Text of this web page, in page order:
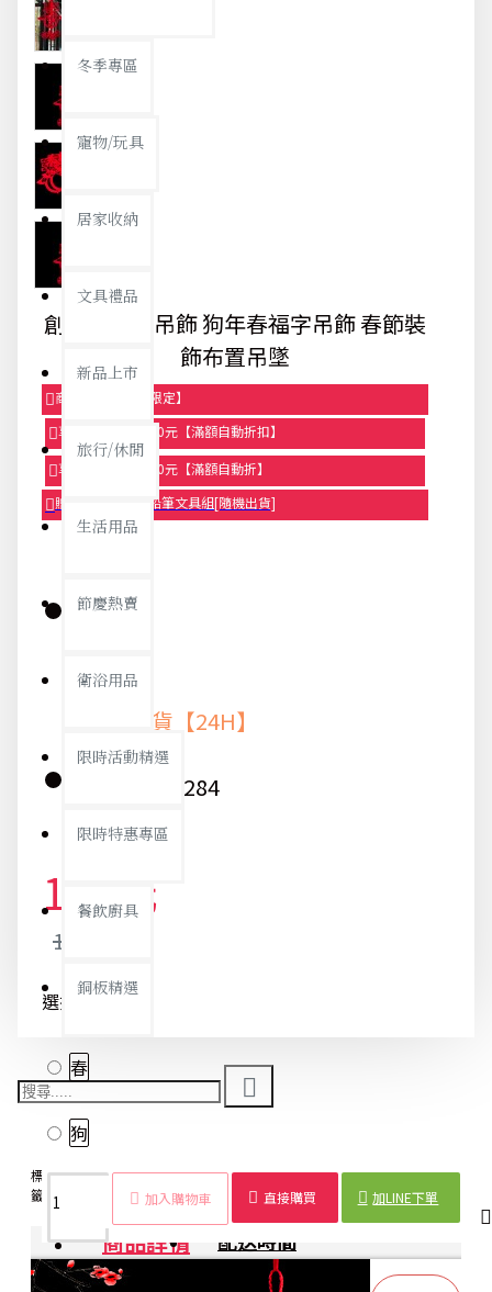
冬季專區
寵物/玩具
居家收納
文具禮品
新品上市
旅行/休閒
生活用品
節慶熱賣
衛浴用品
限時活動精選
限時特惠專區
餐飲廚具
銅板精選
創意毛氈布吊飾 狗年春福字吊飾 春節裝
飾布置吊墜
商品95折【今日限定】
享滿1000元折100元【滿額自動折扣】
享滿2000元折250元【滿額自動折】
贈品-滿899送色鉛筆文具組[隨機出貨]
快速出貨【24H】
7284
121元
128元
選擇款示-700
春
狗
加入購物車 直接購買 加LINE下單
標
籤：
毛氈布
狗年
吊飾
春福字
吊飾
春節
吊飾
創意
吊飾
春節
布藝
吊飾
狗年
裝飾
商品詳情 配送時間